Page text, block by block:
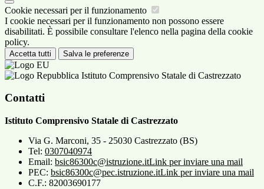
Cookie necessari per il funzionamento
I cookie necessari per il funzionamento non possono essere
disabilitati. È possibile consultare l'elenco nella pagina della cookie
policy.
Accetta tutti Salva le preferenze
Istituto Comprensivo Statale di Castrezzato
Contatti
Istituto Comprensivo Statale di Castrezzato
Via G. Marconi, 35 - 25030 Castrezzato (BS)
Tel: 0307040974
Email: bsic86300c@istruzione.itLink per inviare una mail
PEC: bsic86300c@pec.istruzione.itLink per inviare una mail
C.F.: 82003690177